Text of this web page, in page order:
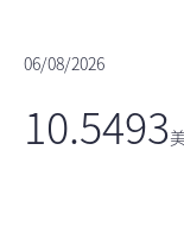
06/08/2026
10.5493